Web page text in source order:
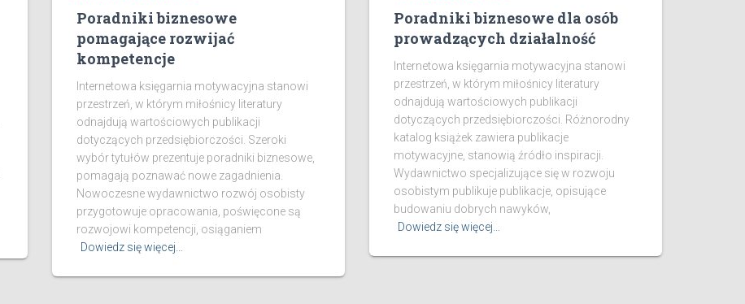
Poradniki biznesowe
pomagające rozwijać
kompetencje
Internetowa księgarnia motywacyjna stanowi
przestrzeń, w którym miłośnicy literatury
odnajdują wartościowych publikacji
dotyczących przedsiębiorczości. Szeroki
wybór tytułów prezentuje poradniki biznesowe,
pomagają poznawać nowe zagadnienia.
Nowoczesne wydawnictwo rozwój osobisty
przygotowuje opracowania, poświęcone są
rozwojowi kompetencji, osiąganiem
Dowiedz się więcej…
Poradniki biznesowe dla osób
prowadzących działalność
Internetowa księgarnia motywacyjna stanowi
przestrzeń, w którym miłośnicy literatury
odnajdują wartościowych publikacji
dotyczących przedsiębiorczości. Różnorodny
katalog książek zawiera publikacje
motywacyjne, stanowią źródło inspiracji.
Wydawnictwo specjalizujące się w rozwoju
osobistym publikuje publikacje, opisujące
budowaniu dobrych nawyków,
Dowiedz się więcej…